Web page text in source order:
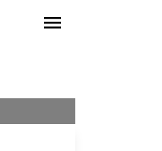
menu